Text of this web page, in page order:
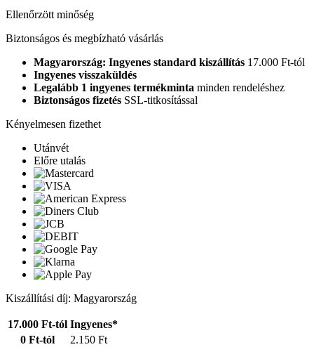
Ellenőrzött minőség
Biztonságos és megbízható vásárlás
Magyarország: Ingyenes standard kiszállítás 17.000 Ft-tól
Ingyenes visszaküldés
Legalább 1 ingyenes termékminta minden rendeléshez
Biztonságos fizetés SSL-titkosítással
Kényelmesen fizethet
Utánvét
Előre utalás
Kiszállítási díj: Magyarország
17.000 Ft-tól Ingyenes*
0 Ft-tól
2.150 Ft